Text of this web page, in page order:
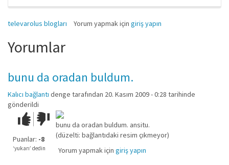
televarolus blogları Yorum yapmak için giriş yapın
Yorumlar
bunu da oradan buldum.
Kalıcı bağlantı denge tarafından 20. Kasım 2009 - 0:28 tarihinde
gönderildi
Çok iyi!O
kadar
iyi
değil!
Puanlar: -8
‘yukarı’ dedin
bunu da oradan buldum. ansitu.
(düzelti: bağlantıdaki resim çıkmeyor)
Yorum yapmak için giriş yapın